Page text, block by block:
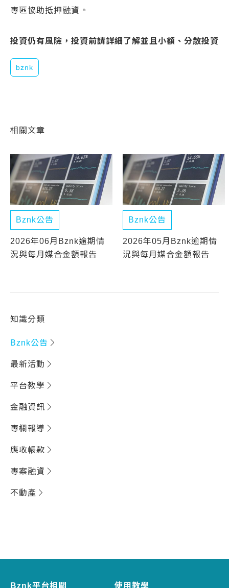
專區協助抵押融資。
投資仍有風險，投資前請詳細了解並且小額、分散投資
bznk
相關文章
Bznk公告
2026年06月Bznk逾期情
況與每月媒合金額報告
Bznk公告
2026年05月Bznk逾期情
況與每月媒合金額報告
知識分類
Bznk公告
最新活動
平台教學
金融資訊
專欄報導
應收帳款
專案融資
不動產
Bznk平台相關 使用教學